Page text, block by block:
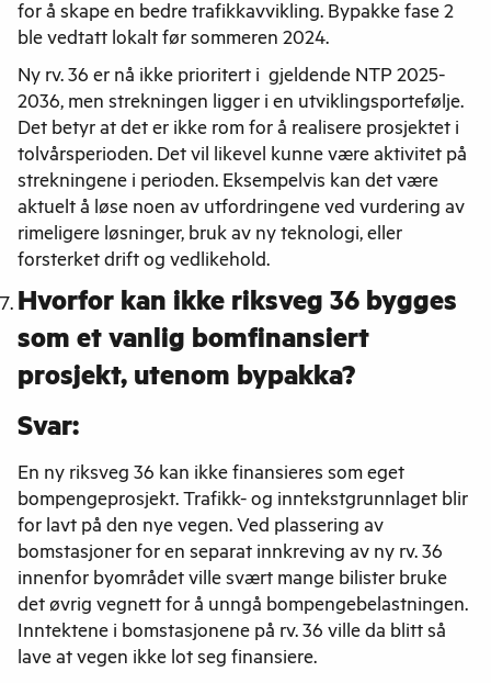
for å skape en bedre trafikkavvikling. Bypakke fase 2
ble vedtatt lokalt før sommeren 2024.
Ny rv. 36 er nå ikke prioritert i gjeldende NTP 2025-
2036, men strekningen ligger i en utviklingsportefølje.
Det betyr at det er ikke rom for å realisere prosjektet i
tolvårsperioden. Det vil likevel kunne være aktivitet på
strekningene i perioden. Eksempelvis kan det være
aktuelt å løse noen av utfordringene ved vurdering av
rimeligere løsninger, bruk av ny teknologi, eller
forsterket drift og vedlikehold.
Hvorfor kan ikke riksveg 36 bygges
som et vanlig bomfinansiert
prosjekt, utenom bypakka?
Svar:
En ny riksveg 36 kan ikke finansieres som eget
bompengeprosjekt. Trafikk- og inntekstgrunnlaget blir
for lavt på den nye vegen. Ved plassering av
bomstasjoner for en separat innkreving av ny rv. 36
innenfor byområdet ville svært mange bilister bruke
det øvrig vegnett for å unngå bompengebelastningen.
Inntektene i bomstasjonene på rv. 36 ville da blitt så
lave at vegen ikke lot seg finansiere.